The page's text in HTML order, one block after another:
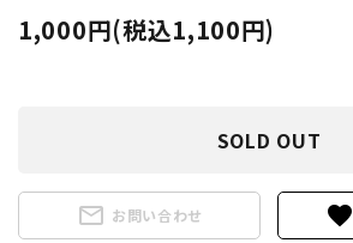
1,000円(税込1,100円)
SOLD OUT
mail_outline お問い合わせ favorite